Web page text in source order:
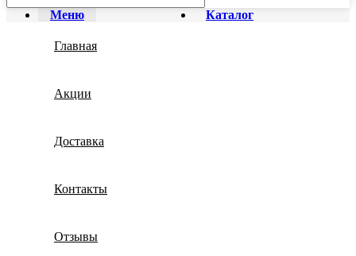
Меню Каталог
Главная
Акции
Доставка
Контакты
Отзывы